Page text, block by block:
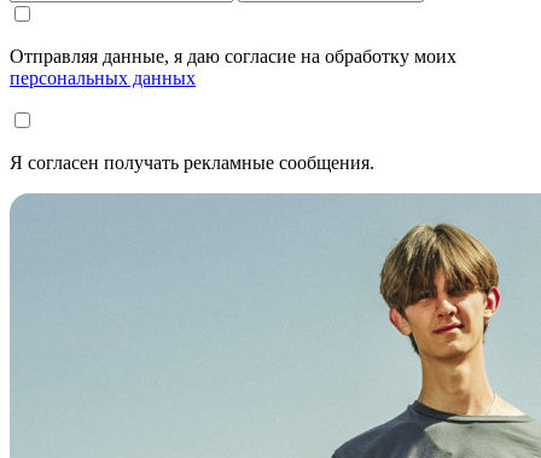
Отправляя данные, я даю согласие на обработку моих
персональных данных
Я согласен получать рекламные сообщения.